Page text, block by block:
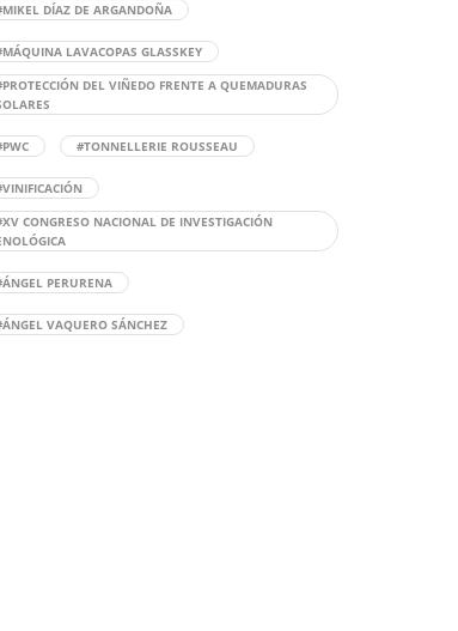
DÍAZ DE ARGANDOÑA
LAVACOPAS GLASSKEY
DEL VIÑEDO FRENTE A QUEMADURAS
#TONNELLERIE ROUSSEAU
CONGRESO NACIONAL DE INVESTIGACIÓN
PERURENA
VAQUERO SÁNCHEZ